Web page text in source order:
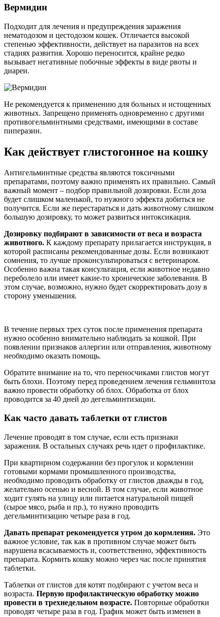
Вермидин
Подходит для лечения и предупреждения заражения
нематодозом и цестодозом кошек. Отличается высокой
степенью эффективности, действует на паразитов на всех
стадиях развития. Хорошо переносится, крайне редко
вызывает негативные побочные эффекты в виде рвоты и
диареи.
Не рекомендуется к применению для больных и истощенных
животных. Запрещено применять одновременно с другими
противогельминтными средствами, имеющими в составе
пиперазин.
Как действует глистогонное на кошку
Антигельминтные средства являются токсичными
препаратами, поэтому важно применять их правильно. Самый
важный момент – подбор правильной дозировки. Если доза
будет слишком маленькой, то нужного эффекта добиться не
получится. Если же перестараться и дать животному слишком
большую дозировку, то может развиться интоксикация.
Дозировку подбирают в зависимости от веса и возраста
животного. К каждому препарату прилагается инструкция, в
которой расписаны рекомендованные дозы. Если возникают
сомнения, то лучше проконсультироваться с ветеринаром.
Особенно важна такая консультация, если животное недавно
переболело или имеет какие-то хронические заболевания. В
этом случае, возможно, нужно будет скорректировать дозу в
сторону уменьшения.
В течение первых трех суток после применения препарата
нужно особенно внимательно наблюдать за кошкой. При
появлении признаков аллергии или отправления, животному
необходимо оказать помощь.
Обратите внимание на то, что переносчиками глистов могут
быть блохи. Поэтому перед проведением лечения гельминтоза
важно провести обработку об блох. Обработка от блох
проводится за 40 дней до дегельминтизации.
Как часто давать таблетки от глистов
Лечение проводят в том случае, если есть признаки
заражения. В остальных случаях речь идет о профилактике.
При квартирном содержании без прогулок и кормлении
готовыми кормами промышленного производства,
необходимо проводить обработку от глистов дважды в год,
желательно осенью и весной. В том случае, если животное
ходит гулять на улицу или питается натуральной пищей
(сырое мясо, рыба и пр.), то нужно проводить
дегельминтизацию четыре раза в год.
Давать препарат рекомендуется утром до кормления. Это
важное условие, так как в противном случае может быть
нарушена всасываемость и, соответственно, эффективность
препарата. Кормить кошку можно через час после принятия
таблетки.
Таблетки от глистов для котят подбирают с учетом веса и
возраста. Первую профилактическую обработку можно
провести в трехнедельном возрасте. Повторные обработки
проводят четыре раза в год. График может быть изменен в